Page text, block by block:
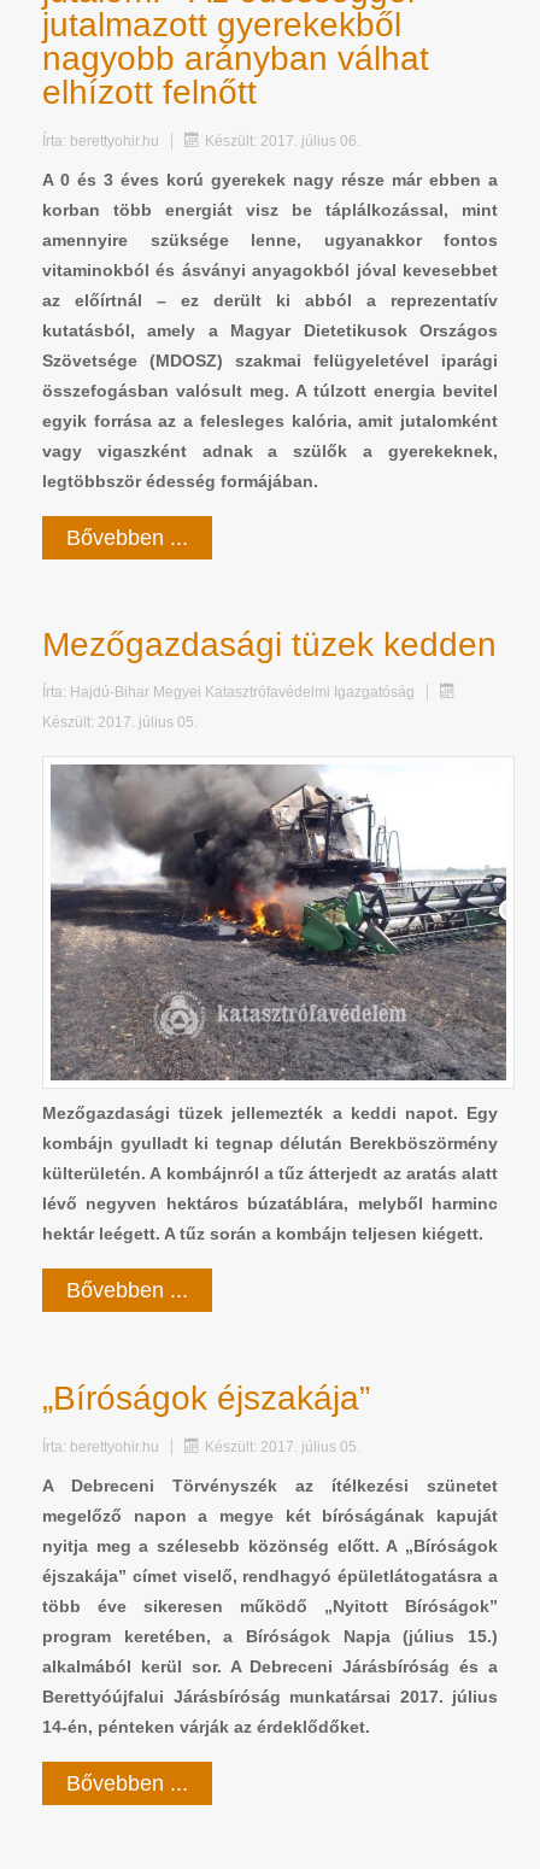
jutalmazott gyerekekből
nagyobb arányban válhat
elhízott felnőtt
Írta: berettyohir.hu Készült: 2017. július 06.
A 0 és 3 éves korú gyerekek nagy része már ebben a
korban több energiát visz be táplálkozással, mint
amennyire szüksége lenne, ugyanakkor fontos
vitaminokból és ásványi anyagokból jóval kevesebbet
az előírtnál – ez derült ki abból a reprezentatív
kutatásból, amely a Magyar Dietetikusok Országos
Szövetsége (MDOSZ) szakmai felügyeletével iparági
összefogásban valósult meg. A túlzott energia bevitel
egyik forrása az a felesleges kalória, amit jutalomként
vagy vigaszként adnak a szülők a gyerekeknek,
legtöbbször édesség formájában.
Bővebben ...
Mezőgazdasági tüzek kedden
Írta: Hajdú-Bihar Megyei Katasztrófavédelmi Igazgatóság
Készült: 2017. július 05.
Mezőgazdasági tüzek jellemezték a keddi napot. Egy
kombájn gyulladt ki tegnap délután Berekböszörmény
külterületén. A kombájnról a tűz átterjedt az aratás alatt
lévő negyven hektáros búzatáblára, melyből harminc
hektár leégett. A tűz során a kombájn teljesen kiégett.
Bővebben ...
„Bíróságok éjszakája”
Írta: berettyohir.hu Készült: 2017. július 05.
A Debreceni Törvényszék az ítélkezési szünetet
megelőző napon a megye két bíróságának kapuját
nyitja meg a szélesebb közönség előtt. A „Bíróságok
éjszakája” címet viselő, rendhagyó épületlátogatásra a
több éve sikeresen működő „Nyitott Bíróságok”
program keretében, a Bíróságok Napja (július 15.)
alkalmából kerül sor. A Debreceni Járásbíróság és a
Berettyóújfalui Járásbíróság munkatársai 2017. július
14-én, pénteken várják az érdeklődőket.
Bővebben ...